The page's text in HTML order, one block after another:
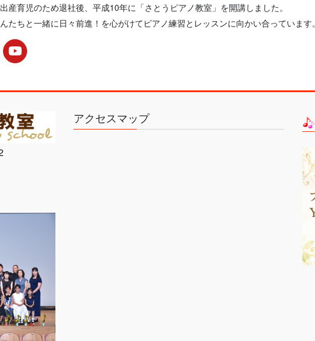
産育児のため退社後、平成10年に「さとうピアノ教室」を開講しました。
たちと一緒に日々前進！を心がけてピアノ練習とレッスンに向かい合っています。
アクセスマップ